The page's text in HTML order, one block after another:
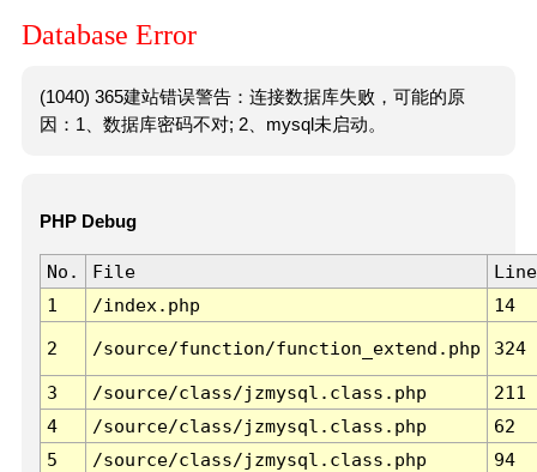
Database Error
(1040) 365建站错误警告：连接数据库失败，可能的原
因：1、数据库密码不对; 2、mysql未启动。
PHP Debug
No. File
Line
1
/index.php 14
2 /source/function/function_extend.php 324
3 /source/class/jzmysql.class.php
211
4
/source/class/jzmysql.class.php
62
5
/source/class/jzmysql.class.php
94